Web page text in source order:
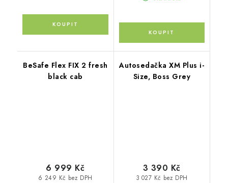
BeSafe Flex FIX 2 fresh
black cab
6 249 Kč bez DPH
6 999 Kč
Autosedačka XM Plus i-
Size, Boss Grey
3 027 Kč bez DPH
3 390 Kč